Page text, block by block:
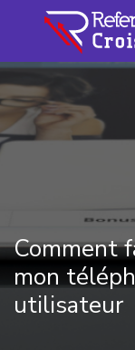
Comment
mon
utilisateur